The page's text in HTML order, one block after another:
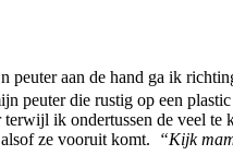
peuter aan de hand ga ik
peuter die rustig op een
ik ondertussen de veel
ze vooruit komt.
“Kijk